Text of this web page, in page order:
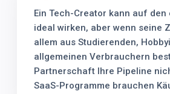
Ein Tech-Creator kann auf
ideal wirken, aber wenn seine
allem aus Studierenden,
allgemeinen Verbrauchern
Partnerschaft Ihre Pipeline
SaaS-Programme brauchen